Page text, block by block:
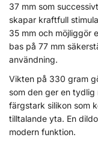
37 mm som
skapar kraftfull
35 mm och möjliggör
bas på 77 mm
användning.
Vikten på 330 gram
som den ger en tydlig
färgstark silikon som
tilltalande yta. En
modern funktion.